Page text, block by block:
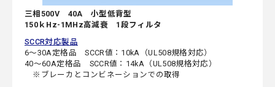
三相500V 40A 小型低背型
150ｋHz-1MHz高減衰 1段フィルタ
SCCR対応製品
6～30A定格品 SCCR値：10kA（UL508規格対応）
40～60A定格品 SCCR値：14kA（UL508規格対応）
※ブレーカとコンビネーションでの取得